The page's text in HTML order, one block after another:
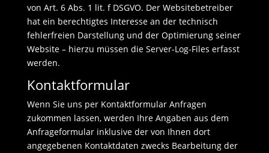
von Art. 6 Abs. 1 lit. f DSGVO. Der Websitebetreiber
hat ein berechtigtes Interesse an der technisch
fehlerfreien Darstellung und der Optimierung seiner
Website – hierzu müssen die Server-Log-Files erfasst
werden.
Kontaktformular
Wenn Sie uns per Kontaktformular Anfragen
zukommen lassen, werden Ihre Angaben aus dem
Anfrageformular inklusive der von Ihnen dort
angegebenen Kontaktdaten zwecks Bearbeitung der